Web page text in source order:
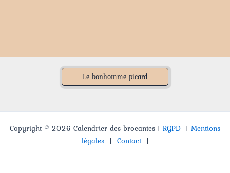
Le bonhomme picard
Copyright © 2026 Calendrier des brocantes | RGPD | Mentions
légales| Contact|